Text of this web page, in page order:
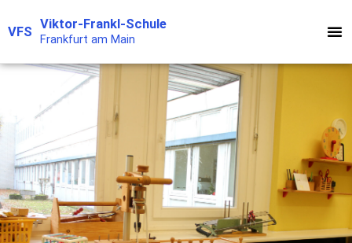
Inhalt
VFS Viktor-Frankl-Schule
Frankfurt am Main